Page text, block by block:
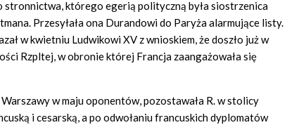
którego egerią polityczną była siostrzenica
Przesyłała ona Durandowi do Paryża alarmujące listy.
w kwietniu Ludwikowi XV z wnioskiem, że doszło już w
Rzpltej, w obronie której Francja zaangażowała się
w maju oponentów, pozostawała R. w stolicy
i cesarską, a po odwołaniu francuskich dyplomatów